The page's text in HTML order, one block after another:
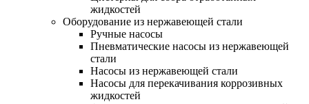
жидкостей
Оборудование из нержавеющей стали
Ручные насосы
Пневматические насосы из нержавеющей
стали
Насосы из нержавеющей стали
Насосы для перекачивания коррозивных
жидкостей